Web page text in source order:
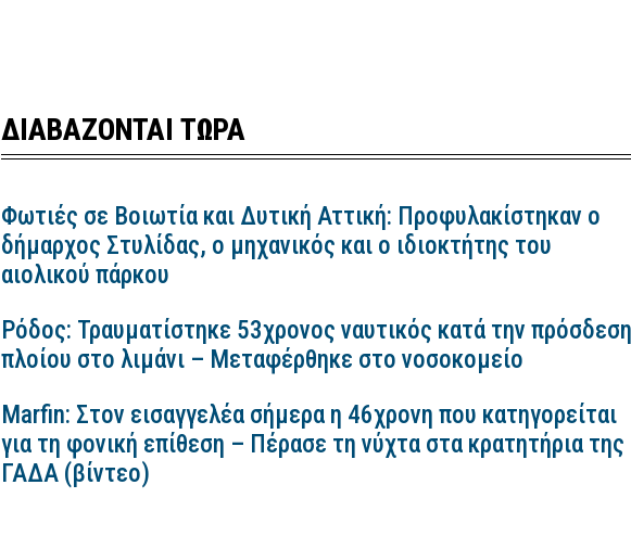
ΔΙΑΒΑΖΟΝΤΑΙ ΤΩΡΑ
Φωτιές σε Βοιωτία και Δυτική Αττική: Προφυλακίστηκαν ο
δήμαρχος Στυλίδας, ο μηχανικός και ο ιδιοκτήτης του
αιολικού πάρκου
Ρόδος: Τραυματίστηκε 53χρονος ναυτικός κατά την πρόσδεση
πλοίου στο λιμάνι – Μεταφέρθηκε στο νοσοκομείο
Marfin: Στον εισαγγελέα σήμερα η 46χρονη που κατηγορείται
για τη φονική επίθεση – Πέρασε τη νύχτα στα κρατητήρια της
ΓΑΔΑ (βίντεο)